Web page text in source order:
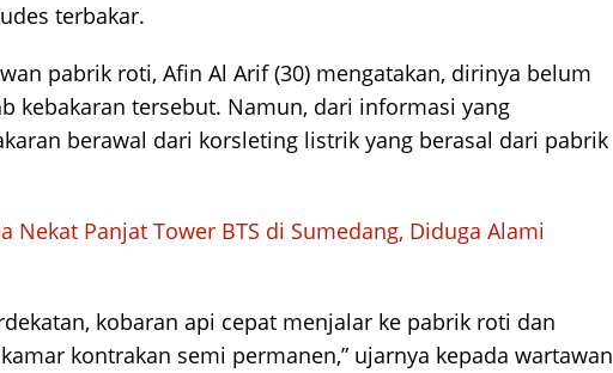
terbakar.
pabrik roti, Afin Al Arif (30) mengatakan, dirinya belum
kebakaran tersebut. Namun, dari informasi yang
berawal dari korsleting listrik yang berasal dari pabrik
Nekat Panjat Tower BTS di Sumedang, Diduga Alami
kobaran api cepat menjalar ke pabrik roti dan
kontrakan semi permanen,” ujarnya kepada wartawan